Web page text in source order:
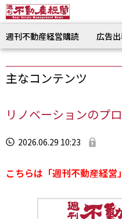
週刊不動産経営購読 広告
主なコンテンツ
リノベーションのプ
2026.06.29 10:23
こちらは「週刊不動産経営